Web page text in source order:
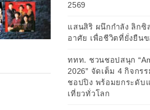
2569
แสนสิริ ผนึกกำลัง ลิกซิ
อาศัย เพื่อชีวิตที่ยั่งยืน
ททท. ชวนชอปสนุก
2026” จัดเต็ม 4 กิจกร
ชอปปิง พร้อมยกระดับ
เที่ยวทั่วโลก